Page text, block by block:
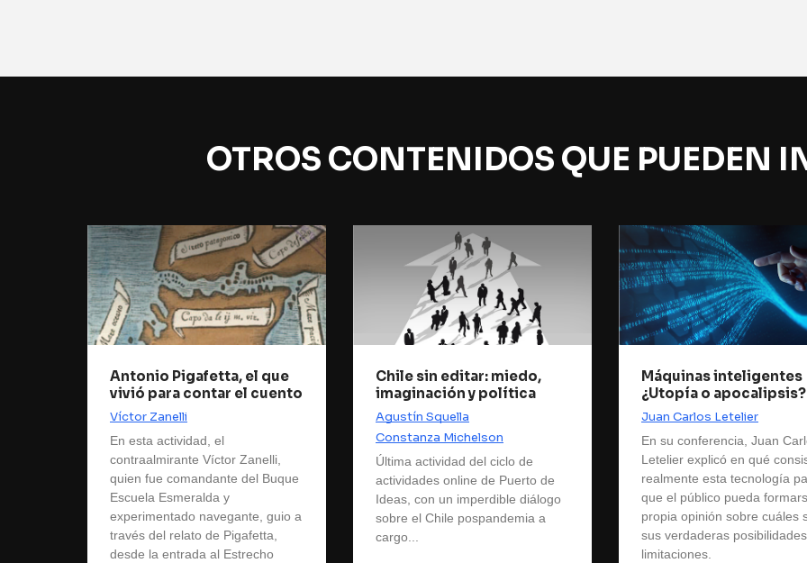
OTROS CONTENIDOS QUE PUEDEN
Antonio Pigafetta, el que
vivió para contar el cuento
Víctor Zanelli
En esta actividad, el
contraalmirante Víctor Zanelli,
quien fue comandante del Buque
Escuela Esmeralda y
experimentado navegante, guio a
través del relato de Pigafetta,
desde la entrada al Estrecho
Chile sin editar: miedo,
imaginación y política
Agustín Squella
Constanza Michelson
Última actividad del ciclo de
actividades online de Puerto de
Ideas, con un imperdible diálogo
sobre el Chile pospandemia a
cargo...
Máquinas inteligentes
¿Utopía o apocalipsis?
Juan Carlos Letelier
En su conferencia, Juan
Letelier explicó en qué
realmente esta tecnología
que el público pueda
propia opinión sobre cuáles
sus verdaderas
limitaciones.